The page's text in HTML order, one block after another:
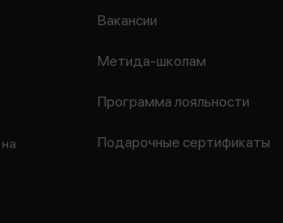
Вакансии
Метида-школам
Программа лояльности
Подарочные сертификаты